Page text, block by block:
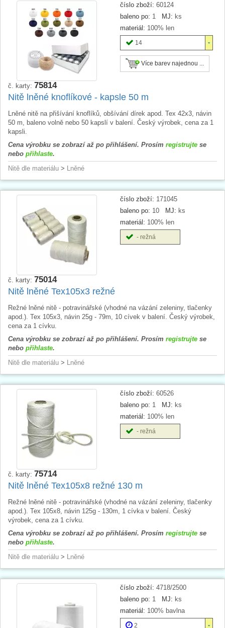
číslo zboží: 60124
baleno po: 1 MJ: ks
materiál: 100% len
14
Více barev najednou ...
č. karty: 75814
Nitě lněné knoflíkové - kapsle 50 m
Lněné nitě na přišívání knoflíků, obšívání dírek apod. Tex 42x3, návin
50 m, baleno volně nebo 50 kapslí v balení. Český výrobek, cena za 1
kapsli.
Cena výrobku se zobrazí až po přihlášení. Prosím registrujte se
nebo přihlaste.
Nitě dle materiálu > Lněné
číslo zboží: 171045
baleno po: 10 MJ: ks
materiál: 100% len
- režná
č. karty: 75014
Nitě lněné Tex105x3 režné
Režné lněné nitě - potravinářské (vhodné na vázání zeleniny, tlačenky
apod.). Tex 105x3, návin 25g - 79m, 10 cívek v balení. Český výrobek,
cena za 1 cívku.
Cena výrobku se zobrazí až po přihlášení. Prosím registrujte se
nebo přihlaste.
Nitě dle materiálu > Lněné
číslo zboží: 60526
baleno po: 1 MJ: ks
materiál: 100% len
- režná
č. karty: 75714
Nitě lněné Tex105x8 režné 130 m
Režné lněné nitě - potravinářské (vhodné na vázání zeleniny, tlačenky
apod.). Tex 105x8, návin 125g - 130m, 1 cívka v balení. Český
výrobek, cena za 1 cívku.
Cena výrobku se zobrazí až po přihlášení. Prosím registrujte se
nebo přihlaste.
Nitě dle materiálu > Lněné
číslo zboží: 4718/2500
baleno po: 1 MJ: ks
materiál: 100% bavlna
2